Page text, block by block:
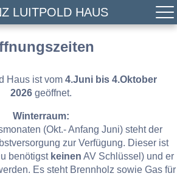
LUITPOLD HAUS
Haus ist vom 4.Juni bis 4.Oktober
2026geöffnet.
Winterraum:
(Okt.- Anfang Juni) steht der
zur Verfügung. Dieser ist
benötigst keinen AV Schlüssel) und er
Es steht Brennholz sowie Gas für